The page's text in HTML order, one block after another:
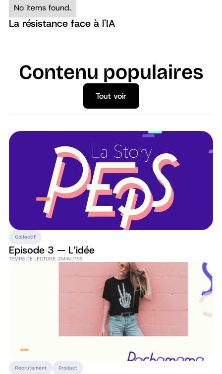
No items found.
La résistance face à l'IA
Contenu populaires
Tout voir
Tout voir
Collectif
Episode 3 — L’idée
TEMPS DE LECTURE :2MINUTES
Recrutement Product